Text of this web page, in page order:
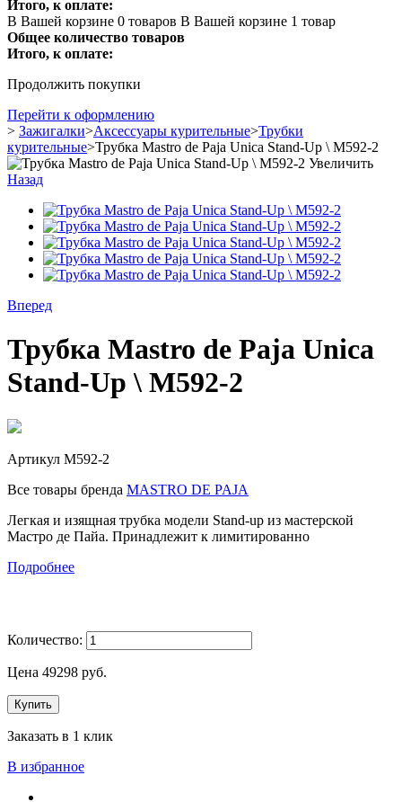
Итого, к оплате:
В Вашей корзине 0 товаров В Вашей корзине 1 товар
Общее количество товаров
Итого, к оплате:
Продолжить покупки
Перейти к оформлению
> Зажигалки>Аксессуары курительные>Трубки
курительные>Трубка Mastro de Paja Unica Stand-Up \ M592-2
Увеличить
Назад
Вперед
Трубка Mastro de Paja Unica
Stand-Up \ M592-2
Артикул M592-2
Все товары бренда MASTRO DE PAJA
Легкая и изящная трубка модели Stand-up из мастерской
Мастро де Пайа. Принадлежит к лимитированно
Подробнее
Количество:
Цена 49298 руб.
Купить
Заказать в 1 клик
В избранное